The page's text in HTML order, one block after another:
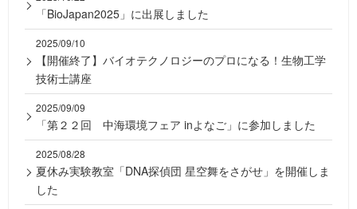
「BioJapan2025」に出展しました
2025/09/10
【開催終了】バイオテクノロジーのプロになる！生物工学
技術士講座
2025/09/09
「第２２回 中海環境フェア inよなご」に参加しました
2025/08/28
夏休み実験教室「DNA探偵団 星空舞をさがせ」を開催しま
した